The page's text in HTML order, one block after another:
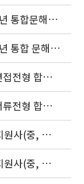
통합문해력
선정 결과 발
통합 문해력
신청 공고
전형 합격
내
전형 합격
내
사(중, 베,
자 발표
사(중, 베,
자 발표